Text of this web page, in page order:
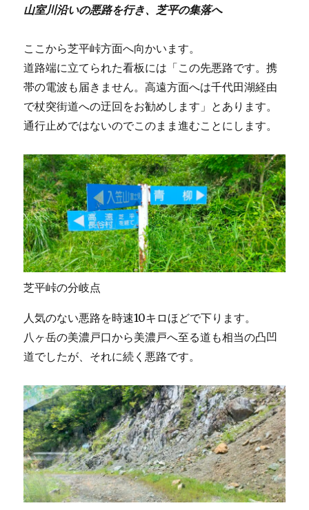
山室川沿いの悪路を行き、芝平の集落へ
ここから芝平峠方面へ向かいます。
道路端に立てられた看板には「この先悪路です。携
帯の電波も届きません。高遠方面へは千代田湖経由
で杖突街道への迂回をお勧めします」とあります。
通行止めではないのでこのまま進むことにします。
芝平峠の分岐点
人気のない悪路を時速10キロほどで下ります。
八ヶ岳の美濃戸口から美濃戸へ至る道も相当の凸凹
道でしたが、それに続く悪路です。